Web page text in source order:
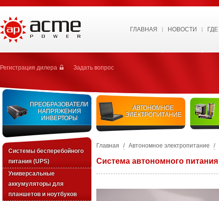
ГЛАВНАЯ НОВОСТИ
Регистрация дилера Задать вопрос
ПРЕОБРАЗОВАТЕЛИ
НАПРЯЖЕНИЯ
ИНВЕРТОРЫ
АВТОНОМНОЕ
ЭЛЕКТРОПИТАНИЕ
Системы бесперебойного
питания (UPS)
Универсальные
аккумуляторы для
планшетов и ноутбуков
Главная / Автономное электропитание /
Система автономного питания